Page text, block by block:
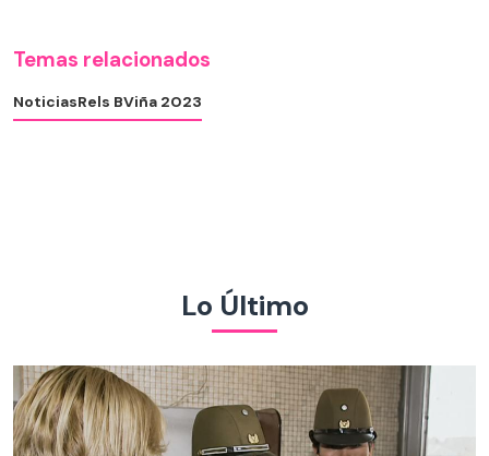
Temas relacionados
NoticiasRels BViña 2023
Lo Último